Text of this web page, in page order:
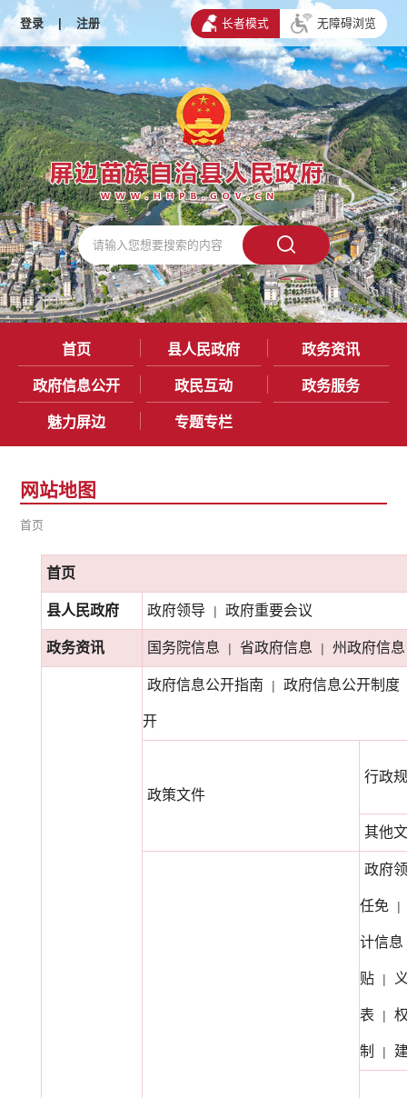
登录 | 注册 长者模式 无障碍浏览
首页 县人民政府 政务资讯
政府信息公开 政民互动 政务服务
魅力屏边 专题专栏
网站地图
首页
首页
县人民政府 政府领导 | 政府重要会议
政务资讯 国务院信息 | 省政府信息 | 州政府信息
政府信息公开指南 | 政府信息公开制度
开
政策文件
行政
其他
政府
任免 |
计信息
贴 |
表 |
制 |